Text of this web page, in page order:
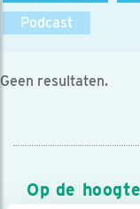
Podcast
Geen resultaten.
Op de